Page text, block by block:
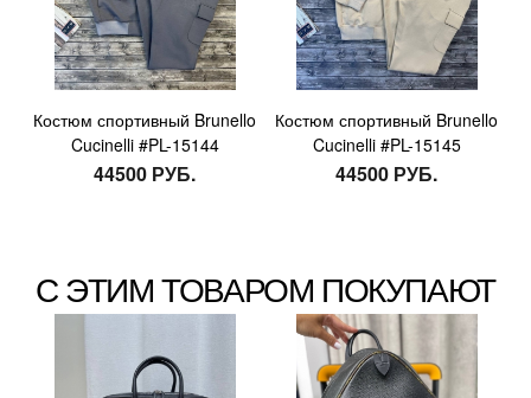
Костюм спортивный Brunello
Cucinelli #PL-15144
44500 РУБ.
Костюм спортивный Brunello
Cucinelli #PL-15145
44500 РУБ.
С ЭТИМ ТОВАРОМ ПОКУПАЮТ